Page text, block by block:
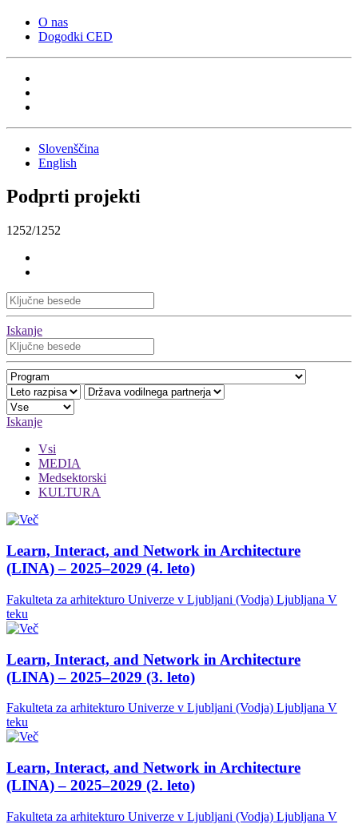
O nas
Dogodki CED
Slovenščina
English
Podprti projekti
1252/1252
Iskanje
Iskanje
Vsi
MEDIA
Medsektorski
KULTURA
Learn, Interact, and Network in Architecture
(LINA) – 2025–2029 (4. leto)
Fakulteta za arhitekturo Univerze v Ljubljani (Vodja) Ljubljana V
teku
Learn, Interact, and Network in Architecture
(LINA) – 2025–2029 (3. leto)
Fakulteta za arhitekturo Univerze v Ljubljani (Vodja) Ljubljana V
teku
Learn, Interact, and Network in Architecture
(LINA) – 2025–2029 (2. leto)
Fakulteta za arhitekturo Univerze v Ljubljani (Vodja) Ljubljana V